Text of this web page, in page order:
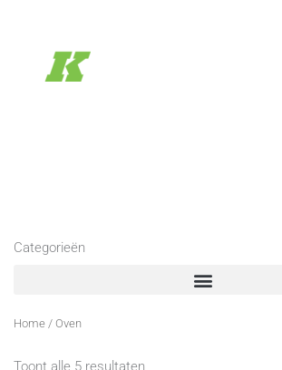
Categorieën
Home / Oven
Toont alle 5 resultaten